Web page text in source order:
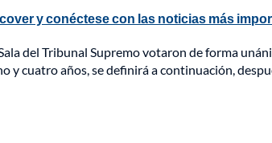
y conéctese con las noticias más
del Tribunal Supremo votaron de forma
y cuatro años, se definirá a continuación,